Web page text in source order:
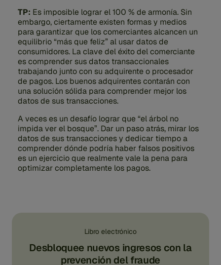
TP: Es imposible lograr el 100 % de armonía. Sin
embargo, ciertamente existen formas y medios
para garantizar que los comerciantes alcancen un
equilibrio “más que feliz” al usar datos de
consumidores. La clave del éxito del comerciante
es comprender sus datos transaccionales
trabajando junto con su adquirente o procesador
de pagos. Los buenos adquirentes contarán con
una solución sólida para comprender mejor los
datos de sus transacciones.
A veces es un desafío lograr que “el árbol no
impida ver el bosque”. Dar un paso atrás, mirar los
datos de sus transacciones y dedicar tiempo a
comprender dónde podría haber falsos positivos
es un ejercicio que realmente vale la pena para
optimizar completamente los pagos.
Libro electrónico
Desbloquee nuevos ingresos con la
prevención del fraude